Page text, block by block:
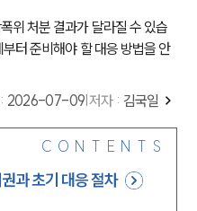
위 처분 결과가 달라질 수 있습
터 준비해야 할 대응 방법을 안
: 2026-07-09 저자 : 김국일
CONTENTS
과 초기 대응 절차